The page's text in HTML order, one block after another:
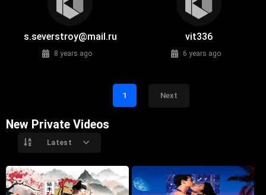
s.severstroy@mail.ru
8 years ago
vit336
6 years ago
1 Next
New Private Videos
Latest